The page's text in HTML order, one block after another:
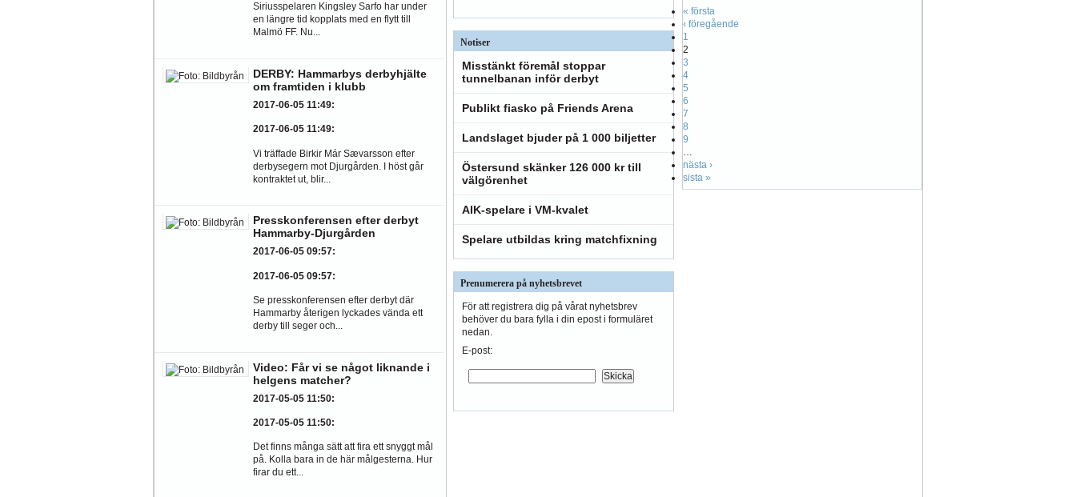
Siriusspelaren Kingsley Sarfo har under
en längre tid kopplats med en flytt till
Malmö FF. Nu...
DERBY: Hammarbys derbyhjälte
om framtiden i klubb
2017-06-05 11:49:
2017-06-05 11:49:
Vi träffade Birkir Már Sævarsson efter
derbysegern mot Djurgården. I höst går
kontraktet ut, blir...
Presskonferensen efter derbyt
Hammarby-Djurgården
2017-06-05 09:57:
2017-06-05 09:57:
Se presskonferensen efter derbyt där
Hammarby återigen lyckades vända ett
derby till seger och...
Video: Får vi se något liknande i
helgens matcher?
2017-05-05 11:50:
2017-05-05 11:50:
Det finns många sätt att fira ett snyggt mål
på. Kolla bara in de här målgesterna. Hur
firar du ett...
Notiser
Misstänkt föremål stoppar
tunnelbanan inför derbyt
Publikt fiasko på Friends Arena
Landslaget bjuder på 1 000 biljetter
Östersund skänker 126 000 kr till
välgörenhet
AIK-spelare i VM-kvalet
Spelare utbildas kring matchfixning
Prenumerera på nyhetsbrevet
För att registrera dig på vårat nyhetsbrev
behöver du bara fylla i din epost i formuläret
nedan.
E-post:
« första
‹ föregående
1
2
3
4
5
6
7
8
9
nästa ›
sista »